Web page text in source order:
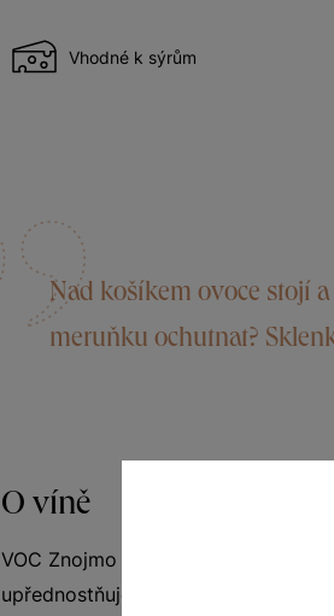
Vhodné k sýrům
Nad košíkem ovoce stojí
meruňku ochutnat?
O víně
VOC Znojmo – víno originální
upřednostňuje originalita a původ